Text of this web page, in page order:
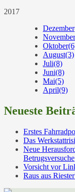
2017
Dezember
November
Oktober
August(3)
Juli(8)
Juni(8)
Mai(5)
April(9)
Neueste
Erstes
Das
Neue
Betrugsversuche
Vorsicht vor
Raus aus